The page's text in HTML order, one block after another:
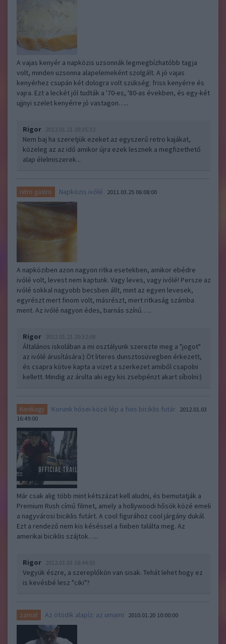
A vajas kenyér a napközis uzsonnák legmegbízhatóbb tagja
volt, minden uzsonna alapelemeként szolgált. A jó vajas
kenyérhez csupán két dologra volt szükség: friss kenyérre és
vajra. Ezt a leckét jól tudták a '70-es, '80-as években, és egy-két
ujjnyi szelet kenyérre jó vastagon…..
Rigor 2012.01.21 20:35:32
Nem baj ha szeretjük ezeket az egyszerű retro kajákat,
közeleg az az idő amikor újra ezek lesznek a megfizethető
alap élelmiszerek...
retro gastro Napközis ivólé 2011.03.25 06:08:00
A napköziben azon nagyon ritka esetekben, amikor ebédre
ivólé volt, levest nem kaptunk. Vagy leves, vagy ivólé! Persze az
ivólé sokkal nagyobb becsben állt, mint az egyen levesek,
egyrészt mert finom volt, másrészt, mert ritkaság számba
ment. Az ivólé nagyon édes, barnás színű…..
Rigor 2012.01.21 20:32:08
Általános iskolában a mi osztályunk szerezte meg a "jogot"
az ivólé árusítására:) Öt literes dunsztosüvegben érkezett,
és csapra kötve kapta a vizet a szerkezet amiből csapolni
kellett. Mindig az árulta aki egy kis zsebpénzt akart síbolni:)
Kerékagy Korunk hősei közé lép a fixis biciklis futár
2012.01.03
16:49:00
Már csak alig több mint kétszázat kell aludni, és bemutatják a
Premium Rush című filmet, amely a hollywoodi hősök közé emeli
a nagyvárosi biciklis futárt. A cool figurához cool járgány dukál.
Ezt a rendező nem kis késéssel a fixiben találta meg. Az
amerikai biciklis szájtok…..
Rigor 2012.01.03 18:44:03
Vegyük észre, a szereplőkön van sisak. Tehát lehet hogy ez
is kevésbé lesz "ciki"?
zamat Az ötödik alapíz: az umami 2010.01.20 10:00:00